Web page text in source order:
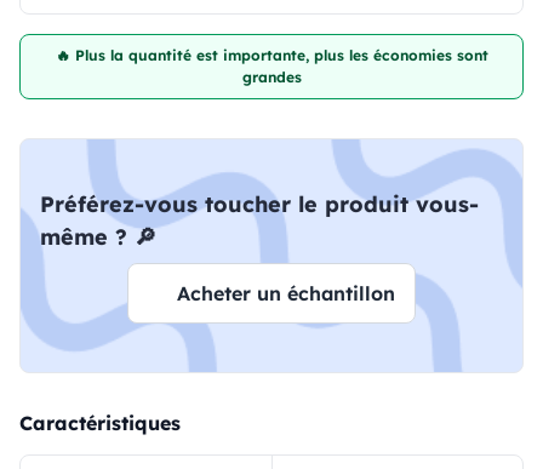
🔥 Plus la quantité est importante, plus les économies sont
grandes
Préférez-vous toucher le produit vous-
même ? 🔎
Acheter un échantillon
Caractéristiques